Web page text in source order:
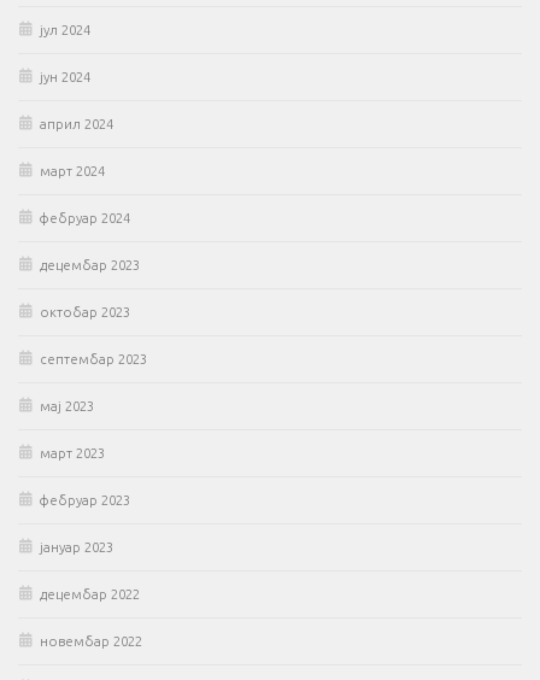
јул 2024
јун 2024
април 2024
март 2024
фебруар 2024
децембар 2023
октобар 2023
септембар 2023
мај 2023
март 2023
фебруар 2023
јануар 2023
децембар 2022
новембар 2022